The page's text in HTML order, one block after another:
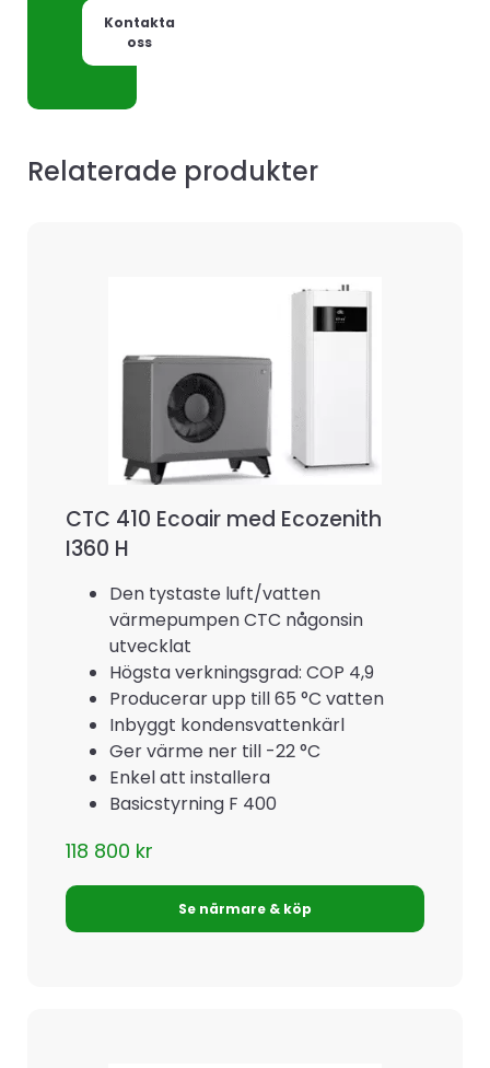
Kontakta
oss
Relaterade produkter
CTC 410 Ecoair med Ecozenith
I360 H
Den tystaste luft/vatten
värmepumpen CTC någonsin
utvecklat
Högsta verkningsgrad: COP 4,9
Producerar upp till 65 °C vatten
Inbyggt kondensvattenkärl
Ger värme ner till -22 °C
Enkel att installera
Basicstyrning F 400
118 800 kr
Se närmare & köp